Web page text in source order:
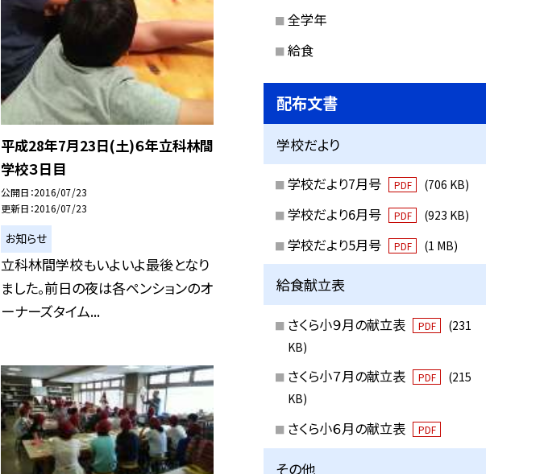
平成28年7月23日(土)６年立科林間
学校３日目
公開日 2016/07/23
更新日 2016/07/23
お知らせ
立科林間学校もいよいよ最後となり
ました。前日の夜は各ペンションのオ
ーナーズタイム...
全学年
給食
配布文書
学校だより
学校だより7月号 PDF (706 KB)
学校だより6月号 PDF (923 KB)
学校だより5月号 PDF (1 MB)
給食献立表
さくら小９月の献立表 PDF
(231
KB)
さくら小７月の献立表 PDF
(215
KB)
さくら小６月の献立表 PDF
その他